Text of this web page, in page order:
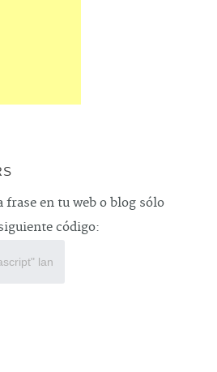
frase en tu web o blog sólo
código: